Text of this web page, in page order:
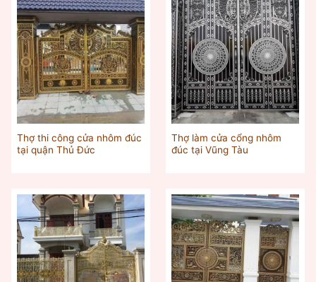
Thợ thi công cửa nhôm đúc
tại quận Thủ Đức
Thợ làm cửa cổng nhôm
đúc tại Vũng Tàu